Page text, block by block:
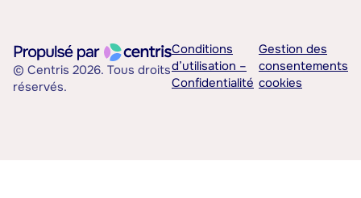
© Centris 2026. Tous droits
réservés.
Conditions
d’utilisation –
Confidentialité
Gestion des
consentements
cookies